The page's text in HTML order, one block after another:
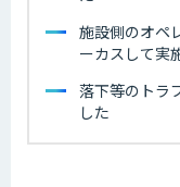
施設側のオペ
ーカスして実
落下等のトラ
した